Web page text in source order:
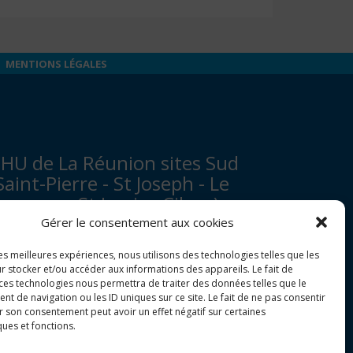
Gérer le consentement aux cookies
meilleures expériences, nous utilisons des technologies telles que les
stocker et/ou accéder aux informations des appareils. Le fait de
technologies nous permettra de traiter des données telles que le
de navigation ou les ID uniques sur ce site. Le fait de ne pas consentir
son consentement peut avoir un effet négatif sur certaines
et fonctions.
MENTIONS LÉGALES
de La Réunion sites Sud
Pierre - St Joseph - Le
- St Louis - Cilaos)
350
Saint-Pierre Cedex
:0262 35 90 00
admissions :